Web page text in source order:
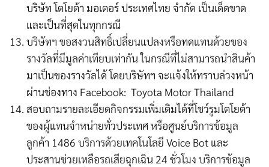
บริษัท โตโยต้า มอเตอร์ ประเทศไทย จำกัด เป็นเด็ดขาด
และเป็นที่สุดในทุกกรณี
บริษัทฯ ขอสงวนสิทธิ์เปลี่ยนแปลงหรือทดแทนด้วยของ
รางวัลที่มีมูลค่าเทียบเท่ากัน ในกรณีที่ไม่สามารถนำสินค้า
มาเป็นของรางวัลได้ โดยบริษัทฯ จะแจ้งให้ทราบล่วงหน้า
ผ่านช่องทาง Facebook: Toyota Motor Thailand
สอบถามรายละเอียดกิจกรรมเพิ่มเติมได้ที่โชว์รูมโตโยต้า
ของผู้แทนจำหน่ายทั่วประเทศ หรือศูนย์บริการข้อมูล
ลูกค้า 1486 บริการด้วยเทคโนโลยี Voice Bot และ
ประสานช่วยเหลือรถเสียฉุกเฉิน 24 ชั่วโมง บริการข้อมูล